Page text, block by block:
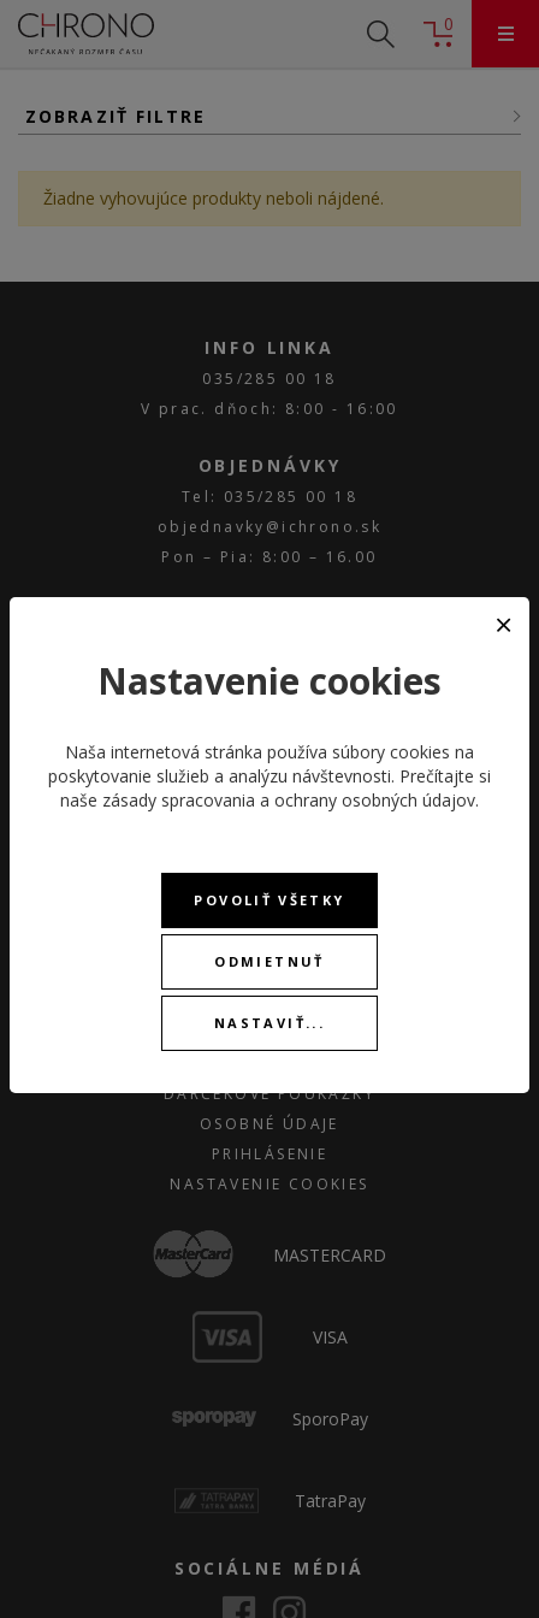
0
ZOBRAZIŤ FILTRE
Žiadne vyhovujúce produkty neboli nájdené.
INFO LINKA
035/285 00 18
V prac. dňoch: 8:00 - 16:00
OBJEDNÁVKY
Tel: 035/285 00 18
objednavky@ichrono.sk
Pon – Pia: 8:00 – 16.00
servis@janeba-time.sk
VIAC O ICHRONO.SK
O NÁS
KONTAKT
O ZNAČKÁCH
AUTORIZOVANÝ SERVIS
DARČEKOVÉ POUKÁŽKY
OSOBNÉ ÚDAJE
PRIHLÁSENIE
NASTAVENIE COOKIES
MASTERCARD
VISA
SporoPay
TatraPay
SOCIÁLNE MÉDIÁ
Nastavenie cookies
Naša internetová stránka používa súbory cookies na
poskytovanie služieb a analýzu návštevnosti. Prečítajte si
naše zásady spracovania a ochrany osobných údajov.
POVOLIŤ VŠETKY
ODMIETNUŤ
NASTAVIŤ...